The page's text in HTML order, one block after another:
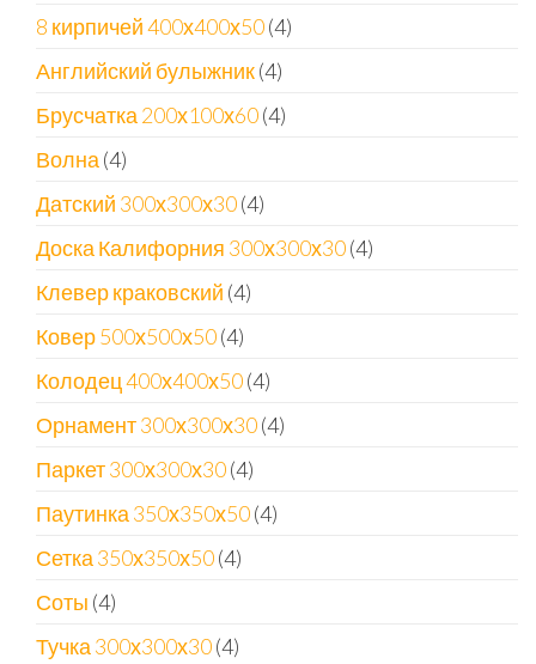
товара
8 кирпичей 400х400х50 44
Английский булыжник 44
товара
Брусчатка 200х100х60 44
Волна 44
товара
Датский 300х300х30 44
товара
Доска Калифорния 300х300х30 44
Клевер краковский 44
Ковер 500х500х50 44
товара
Колодец 400х400х50 44
товара
Орнамент 300х300х30 44
Паркет 300х300х30 44
товара
Паутинка 350х350х50 44
Сетка 350х350х50 44
Соты 44
товара
Тучка 300х300х30 44